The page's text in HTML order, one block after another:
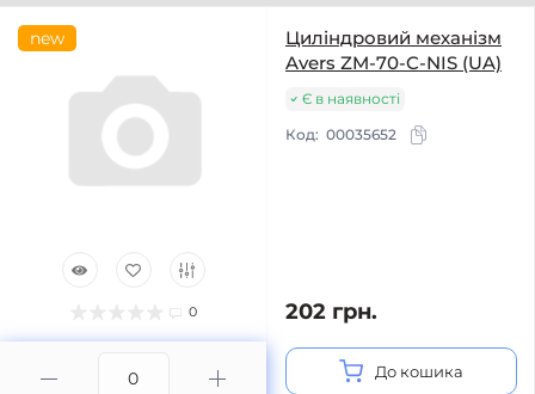
new
0
Циліндровий механізм
Avers ZM-70-C-NIS (UA)
Є в наявності
Код: 00035652
202 грн.
До кошика